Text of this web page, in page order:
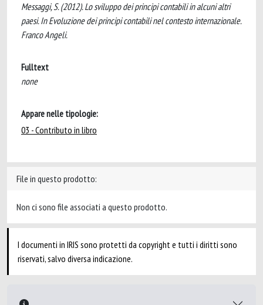
Messaggi, S. (2012). Lo sviluppo dei principi contabili in alcuni altri
paesi. In Evoluzione dei principi contabili nel contesto internazionale.
Franco Angeli.
Fulltext
none
Appare nelle tipologie:
03 - Contributo in libro
File in questo prodotto:
Non ci sono file associati a questo prodotto.
I documenti in IRIS sono protetti da copyright e tutti i diritti sono
riservati, salvo diversa indicazione.